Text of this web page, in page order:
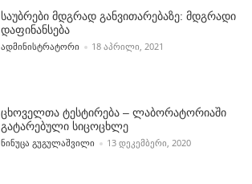
საუბრები მდგრად განვითარებაზე: მდგრადი
დაფინანსება
POSTED BY
ᲐᲓᲛᲘᲜᲘᲡᲢᲠᲐᲢᲝᲠᲘ 18 ᲐᲞᲠᲘᲚᲘ, 2021
ცხოველთა ტესტირება – ლაბორატორიაში
გატარებული სიცოცხლე
POSTED BY
ᲜᲘᲜᲣᲪᲐ ᲒᲣᲒᲣᲚᲐᲨᲕᲘᲚᲘ 13 ᲓᲔᲙᲔᲛᲑᲔᲠᲘ, 2020